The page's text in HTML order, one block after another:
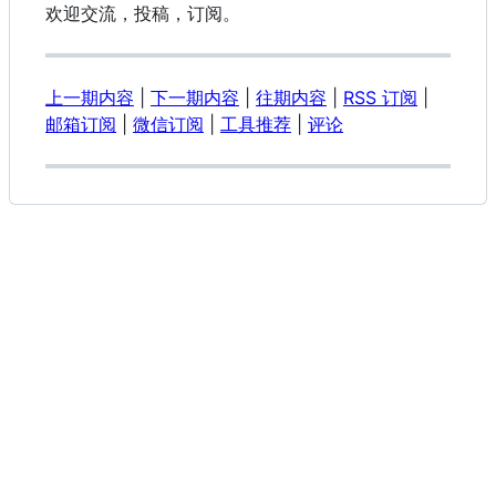
欢迎交流，投稿，订阅。
上一期内容 下一期内容 往期内容 RSS 订阅
邮箱订阅
微信订阅 工具推荐 评论